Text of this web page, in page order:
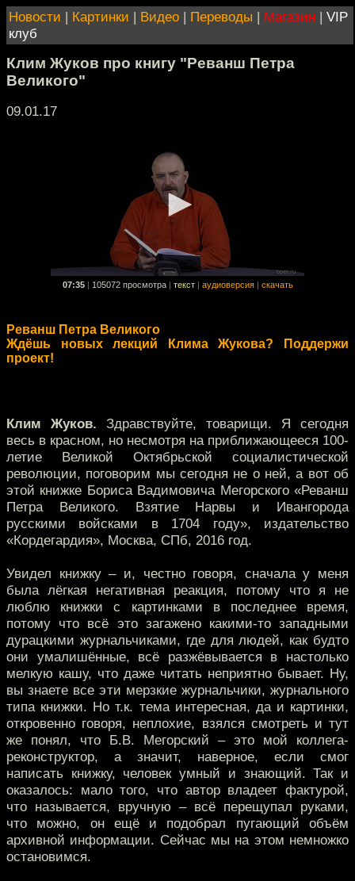
Новости | Картинки | Видео | Переводы | Магазин | VIP
клуб
Клим Жуков про книгу "Реванш Петра
Великого"
09.01.17
07:35 105072 просмотра текст аудиоверсия скачать
Реванш Петра Великого
Ждёшь новых лекций Клима Жукова? Поддержи
проект!
Клим Жуков. Здравствуйте, товарищи. Я сегодня
весь в красном, но несмотря на приближающееся 100-
летие Великой Октябрьской социалистической
революции, поговорим мы сегодня не о ней, а вот об
этой книжке Бориса Вадимовича Мегорского «Реванш
Петра Великого. Взятие Нарвы и Ивангорода
русскими войсками в 1704 году», издательство
«Кордегардия», Москва, СПб, 2016 год.
Увидел книжку – и, честно говоря, сначала у меня
была лёгкая негативная реакция, потому что я не
люблю книжки с картинками в последнее время,
потому что всё это загажено какими-то западными
дурацкими журнальчиками, где для людей, как будто
они умалишённые, всё разжёвывается в настолько
мелкую кашу, что даже читать неприятно бывает. Ну,
вы знаете все эти мерзкие журнальчики, журнального
типа книжки. Но т.к. тема интересная, да и картинки,
откровенно говоря, неплохие, взялся смотреть и тут
же понял, что Б.В. Мегорский – это мой коллега-
реконструктор, а значит, наверное, если смог
написать книжку, человек умный и знающий. Так и
оказалось: мало того, что автор владеет фактурой,
что называется, вручную – всё перещупал руками,
что можно, он ещё и подобрал пугающий объём
архивной информации. Сейчас мы на этом немножко
остановимся.